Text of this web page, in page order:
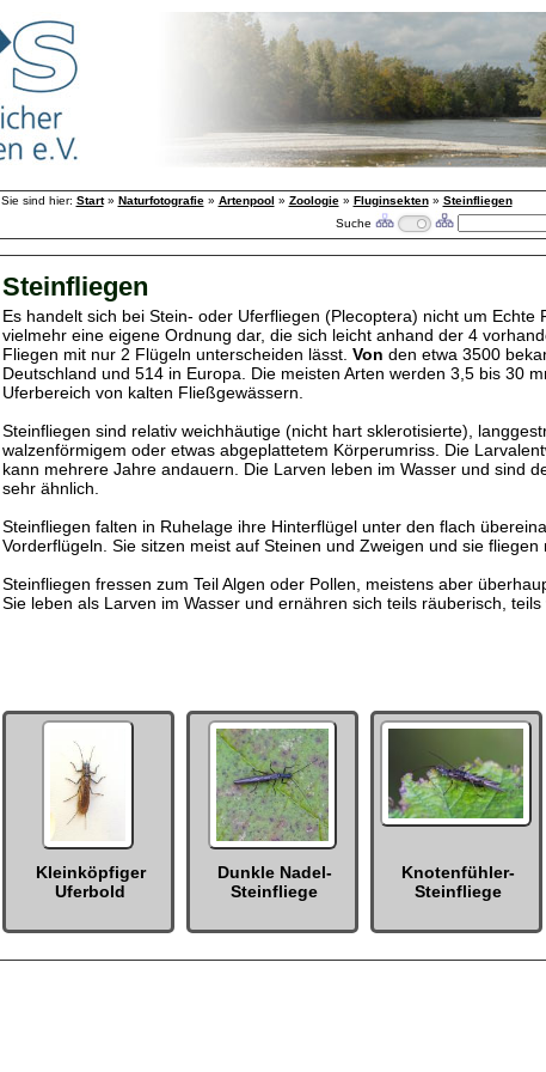
Sie sind hier: Start» Naturfotografie» Artenpool » Zoologie» Fluginsekten» Steinfliegen
Suche
Steinfliegen
Es handelt sich bei Stein- oder Uferfliegen (Plecoptera) nicht um Echte
vielmehr eine eigene Ordnung dar, die sich leicht anhand der 4
Fliegen mit nur 2 Flügeln unterscheiden lässt. Von den etwa 3500
Deutschland und 514 in Europa. Die meisten Arten werden 3,5 bis 30
Uferbereich von kalten Fließgewässern.
Steinfliegen sind relativ weichhäutige (nicht hart sklerotisierte),
walzenförmigem oder etwas abgeplattetem Körperumriss. Die
kann mehrere Jahre andauern. Die Larven leben im Wasser und sind
sehr ähnlich.
Steinfliegen falten in Ruhelage ihre Hinterflügel unter den flach
Vorderflügeln. Sie sitzen meist auf Steinen und Zweigen und sie fliegen
Steinfliegen fressen zum Teil Algen oder Pollen, meistens aber
Sie leben als Larven im Wasser und ernähren sich teils räuberisch, teils
Kleinköpfiger
Uferbold
Dunkle Nadel-
Steinfliege
Knotenfühler-
Steinfliege